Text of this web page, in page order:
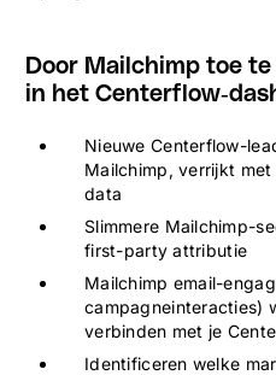
Door Mailchimp toe
in het Centerflow-
Nieuwe Centerflow-
Mailchimp, verrijkt
data
Slimmere Mailchimp-
first-party attributie
Mailchimp email-
campagneinteracties)
verbinden met je
Identificeren welke